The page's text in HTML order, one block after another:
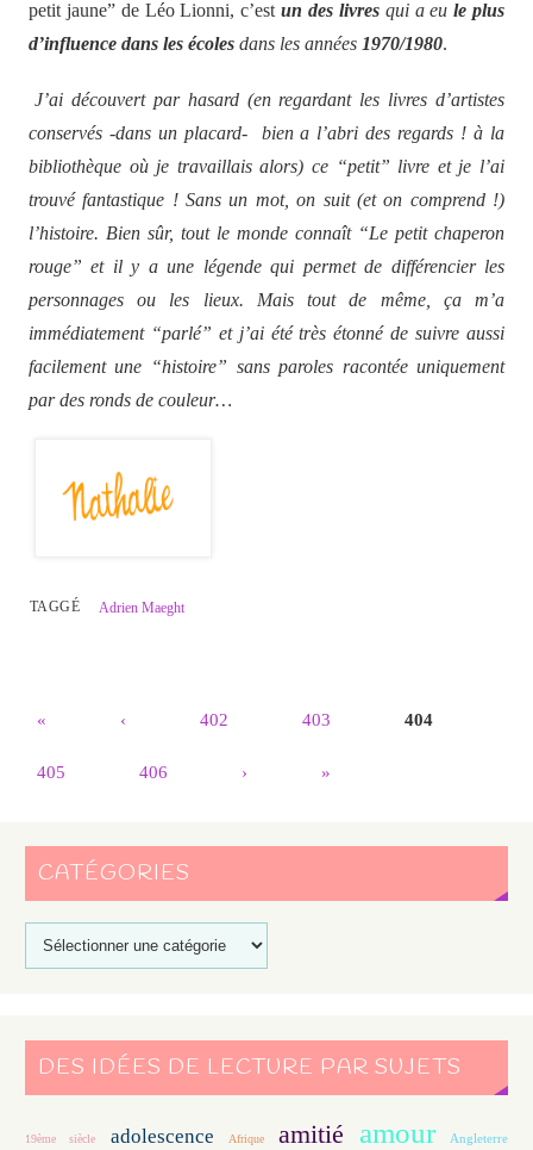
petit jaune” de Léo Lionni, c’estun des livres qui a eule plus
d’influence dans les écoles dans les années1970/1980.
J’ai découvert par hasard (en regardant les livres d’artistes
conservés -dans un placard- bien a l’abri des regards ! à la
bibliothèque où je travaillais alors) ce “petit” livre et je l’ai
trouvé fantastique ! Sans un mot, on suit (et on comprend !)
l’histoire. Bien sûr, tout le monde connaît “Le petit chaperon
rouge” et il y a une légende qui permet de différencier les
personnages ou les lieux. Mais tout de même, ça m’a
immédiatement “parlé” et j’ai été très étonné de suivre aussi
facilement une “histoire” sans paroles racontée uniquement
par des ronds de couleur…
TAGGÉ Adrien Maeght
« ‹ 402 403 404
405 406 › »
CATÉGORIES
DES IDÉES DE LECTURE PAR SUJETS
19ème siècle adolescence Afrique amitié amour Angleterre